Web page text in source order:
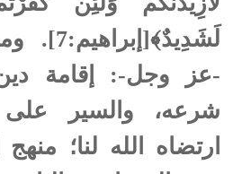
-عز وجل-: إقامة
شرعه، والسير على
ارتضاه الله لنا؛